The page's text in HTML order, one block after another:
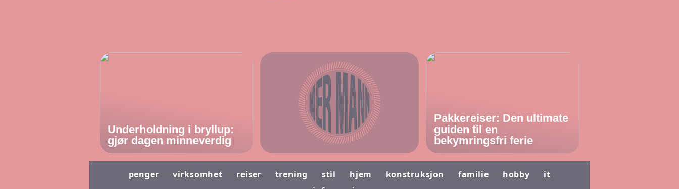
Underholdning i bryllup:
gjør dagen minneverdig
Pakkereiser: Den ultimate
guiden til en
bekymringsfri ferie
penger virksomhet reiser trening stil hjem konstruksjon familie hobby
it